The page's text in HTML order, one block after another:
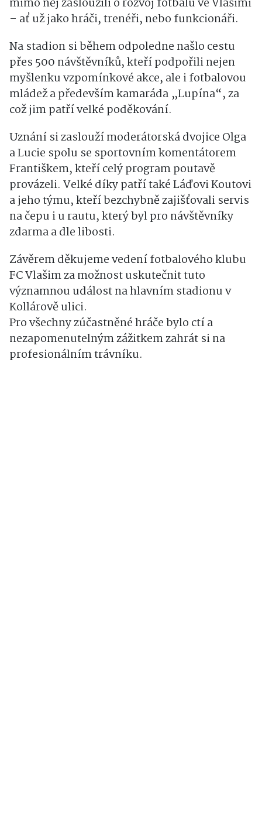
– ať už jako hráči, trenéři, nebo funkcionáři.
Na stadion si během odpoledne našlo cestu
přes 500 návštěvníků, kteří podpořili nejen
myšlenku vzpomínkové akce, ale i fotbalovou
mládež a především kamaráda „Lupína“, za
což jim patří velké poděkování.
Uznání si zaslouží moderátorská dvojice Olga
a Lucie spolu se sportovním komentátorem
Františkem, kteří celý program poutavě
provázeli. Velké díky patří také Láďovi Koutovi
a jeho týmu, kteří bezchybně zajišťovali servis
na čepu i u rautu, který byl pro návštěvníky
zdarma a dle libosti.
Závěrem děkujeme vedení fotbalového klubu
FC Vlašim za možnost uskutečnit tuto
významnou událost na hlavním stadionu v
Kollárově ulici.
Pro všechny zúčastněné hráče bylo ctí a
nezapomenutelným zážitkem zahrát si na
profesionálním trávníku.